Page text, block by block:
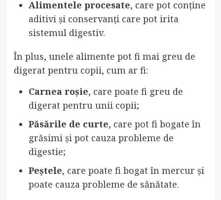
Alimentele procesate, care pot conține
aditivi și conservanți care pot irita
sistemul digestiv.
În plus, unele alimente pot fi mai greu de
digerat pentru copii, cum ar fi:
Carnea roșie, care poate fi greu de
digerat pentru unii copii;
Păsările de curte, care pot fi bogate în
grăsimi și pot cauza probleme de
digestie;
Peștele, care poate fi bogat în mercur și
poate cauza probleme de sănătate.